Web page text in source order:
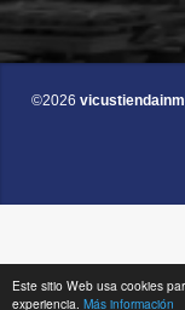
Este sitio Web usa cookies
experiencia. Más información
©2026